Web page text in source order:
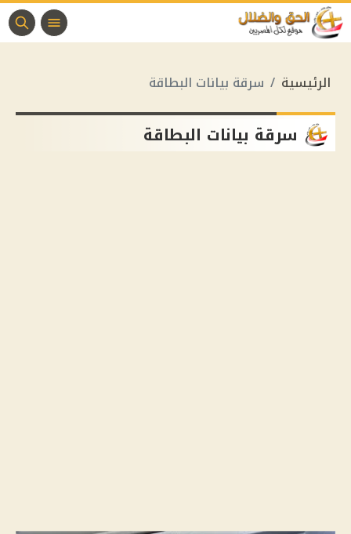
الرئيسية سرقة بيانات البطاقة
سرقة بيانات البطاقة